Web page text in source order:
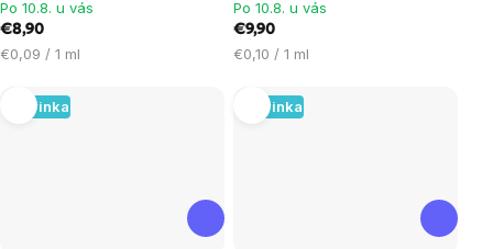
Po 10.8. u vás
€8,90
Jednotková
€0,09 / 1 ml
Po 10.8. u vás
€9,90
Jednotková
€0,10 / 1 ml
Novinka Novinka